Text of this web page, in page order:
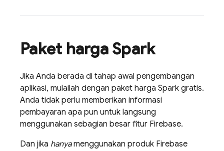
Paket harga Spark
Jika Anda berada di tahap awal pengembangan
aplikasi, mulailah dengan paket harga Spark gratis.
Anda tidak perlu memberikan informasi
pembayaran apa pun untuk langsung
menggunakan sebagian besar fitur Firebase.
Dan jika hanyamenggunakan produk Firebase